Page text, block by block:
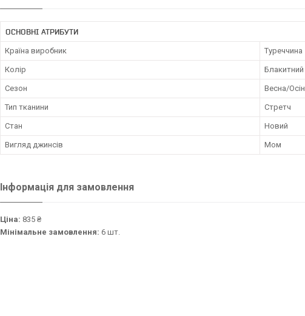
ОСНОВНІ АТРИБУТИ
Країна виробник Туреччина
Колір Блакитний
Сезон Весна/
Тип тканини Стретч
Стан Новий
Вигляд джинсів Мом
Інформація для замовлення
Ціна: 835 ₴
Мінімальне замовлення: 6 шт.